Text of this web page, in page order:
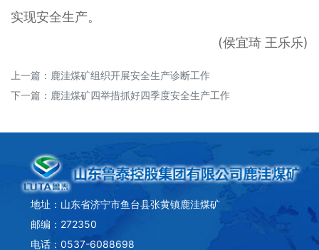
实现安全生产。
(侯宜琦 王乐乐)
上一篇： 鹿洼煤矿组织开展安全生产诊断工作
下一篇： 鹿洼煤矿四举措抓好四季度安全生产工作
地址：山东省济宁市鱼台县张黄镇鹿洼煤矿
邮编：272350
电话：0537-6088698